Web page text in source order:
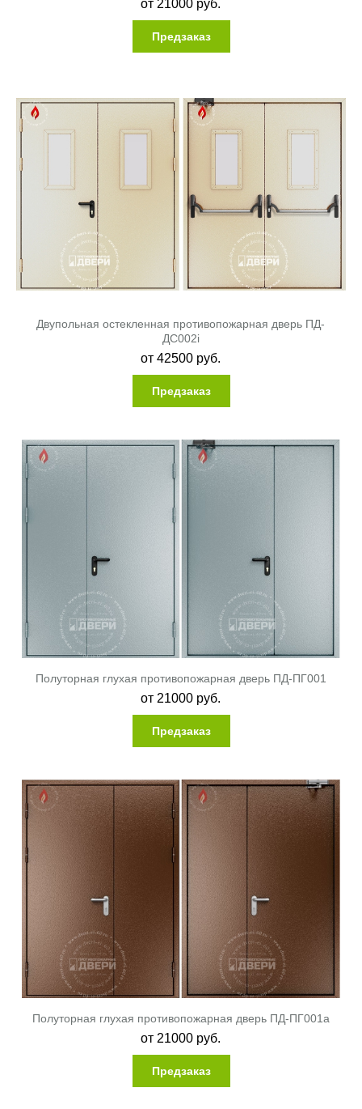
от 21000 руб.
Предзаказ
Двупольная остекленная противопожарная дверь ПД-
ДC002i
от42500 руб.
Предзаказ
Полуторная глухая противопожарная дверь ПД-ПГ001
от 21000 руб.
Предзаказ
Полуторная глухая противопожарная дверь ПД-ПГ001a
от 21000 руб.
Предзаказ